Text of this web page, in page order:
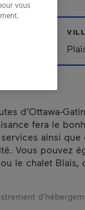
d’Ottawa-
fera le
ainsi
Vous pouvez
le chalet
vous